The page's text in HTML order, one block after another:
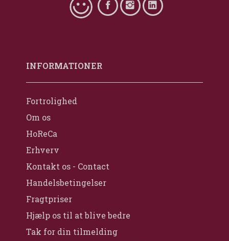
INFORMATIONER
Fortrolighed
Om os
HoReCa
Erhverv
Kontakt os - Contact
Handelsbetingelser
Fragtpriser
Hjælp os til at blive bedre
Tak for din tilmelding